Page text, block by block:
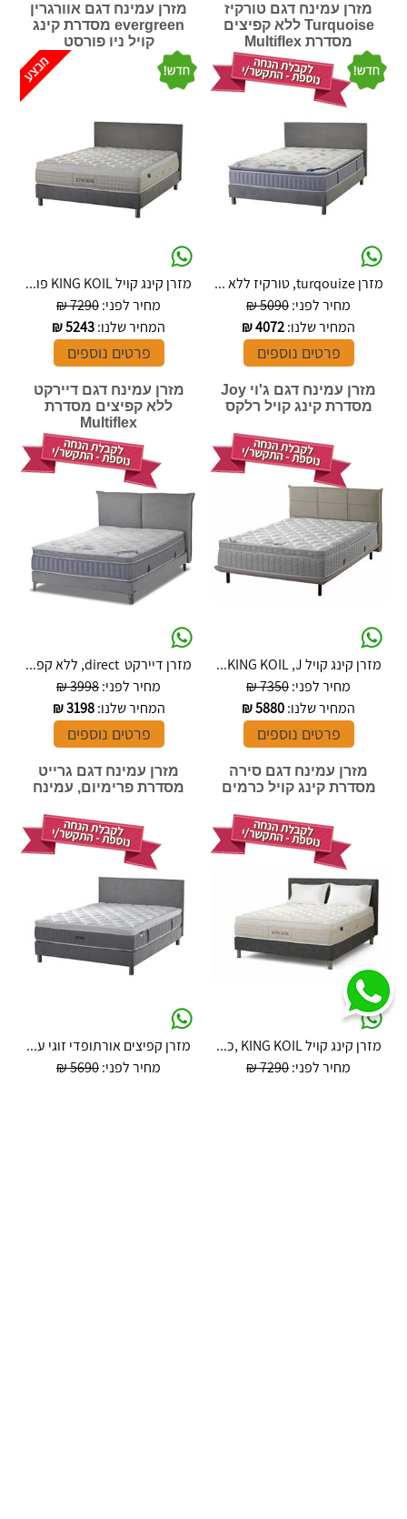
מזרן עמינח דגם טורקיז
Turquoise ללא קפיצים
מסדרת Multiflex
מזרן turqouize, טורקיז ללא ...
מחיר לפני:5090 ₪
המחיר שלנו:4072
₪
פרטים נוספים
מזרן עמינח דגם אוורגרין
evergreen מסדרת קינג
קויל ניו פורסט
מזרן קינג קויל KING KOIL פו...
מחיר לפני:7290 ₪
המחיר שלנו:5243
₪
פרטים נוספים
מזרן עמינח דגם ג'וי Joy
מסדרת קינג קויל רלקס
מזרן קינג קויל KING KOIL ,J...
מחיר לפני:7350 ₪
המחיר שלנו:5880
₪
פרטים נוספים
מזרן עמינח דגם דיירקט
ללא קפיצים מסדרת
Multiflex
מזרן דיירקט direct, ללא קפ...
מחיר לפני:3998 ₪
המחיר שלנו:3198
₪
פרטים נוספים
מזרן עמינח דגם סירה
מסדרת קינג קויל כרמים
מזרן קינג קויל KING KOIL ,כ...
מחיר לפני:7290 ₪
מזרן עמינח דגם גרייט
מסדרת פרימיום, עמינח
מזרן קפיצים אורתופדי זוגי ע...
מחיר לפני:5690 ₪